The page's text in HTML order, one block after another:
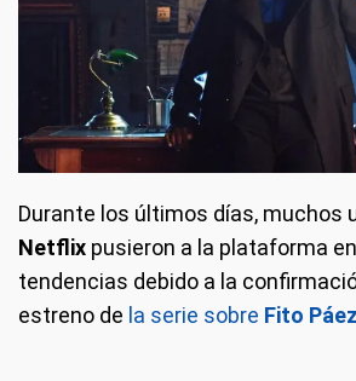
Durante los últimos días, muchos
Netflix pusieron a la plataforma
tendencias debido a la
estreno de la serie sobre Fito Páez